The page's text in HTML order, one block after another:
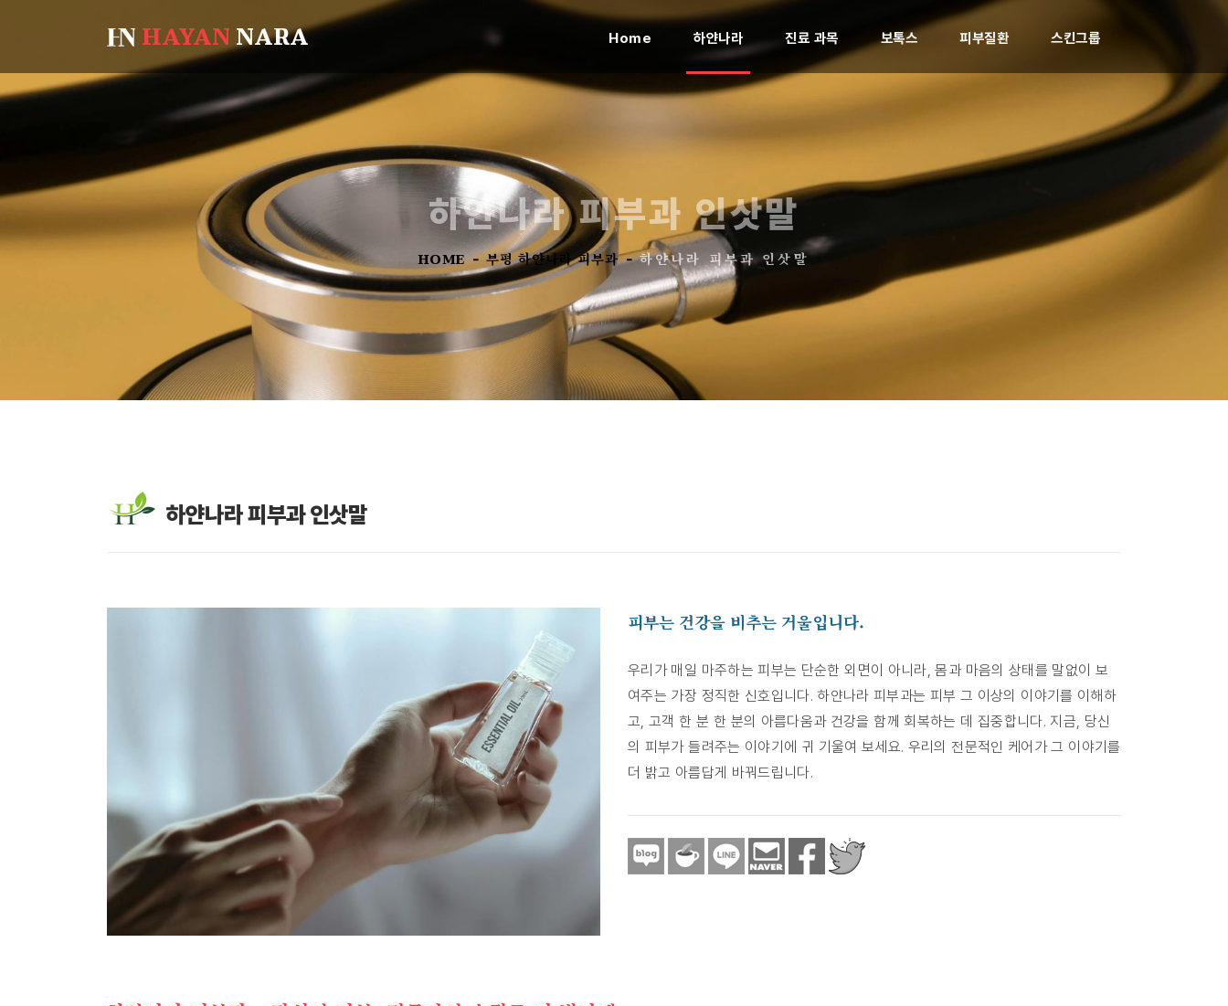
HAYANNARA Home (current)하얀나라 진료 과목 보톡스 피부질환 스킨그룹
하얀나라 피부과 인삿말
HOME-부평 하얀나라 피부과-하얀나라 피부과 인삿말
하얀나라 피부과 인삿말
피부는 건강을 비추는 거울입니다.
우리가 매일 마주하는 피부는 단순한 외면이 아니라, 몸과 마음의 상태를 말없이 보
여주는 가장 정직한 신호입니다. 하얀나라 피부과는 피부 그 이상의 이야기를 이해하
고, 고객 한 분 한 분의 아름다움과 건강을 함께 회복하는 데 집중합니다. 지금, 당신
의 피부가 들려주는 이야기에 귀 기울여 보세요. 우리의 전문적인 케어가 그 이야기를
더 밝고 아름답게 바꿔드립니다.